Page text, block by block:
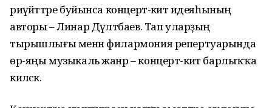
риүәйәттәре буйынса концерт-әкиәт идеяһының
авторы – Линар Дәүләтбаев. Тап уларҙың
тырышлығы менән филармония репертуарында
өр-яңы музыкаль жанр – концерт-әкиәт барлыҡҡа
киләсәк.